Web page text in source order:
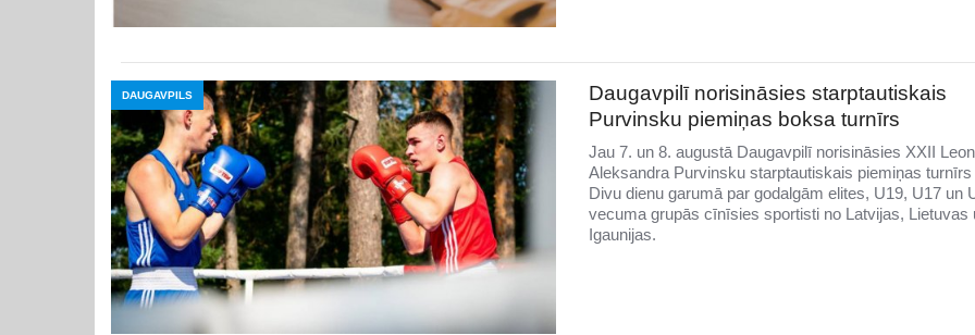
DAUGAVPILS
Daugavpilī norisināsies starptautiskais
Purvinsku piemiņas boksa turnīrs
Jau 7. un 8. augustā Daugavpilī norisināsies XXII
Aleksandra Purvinsku starptautiskais piemiņas
Divu dienu garumā par godalgām elites, U19, U17 un
vecuma grupās cīnīsies sportisti no Latvijas, Lietuvas
Igaunijas.